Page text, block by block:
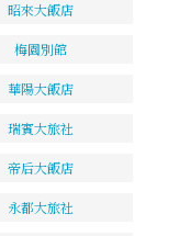
昭來大飯店
梅園別館
華陽大飯店
瑞賓大旅社
帝后大飯店
永都大旅社